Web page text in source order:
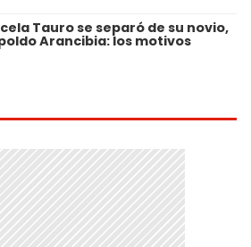
Tauro se separó de su novio,
Arancibia: los motivos